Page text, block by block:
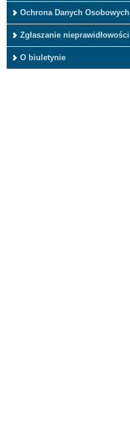
Ochrona Danych Osobowych
Zgłaszanie nieprawidłowości
O biuletynie